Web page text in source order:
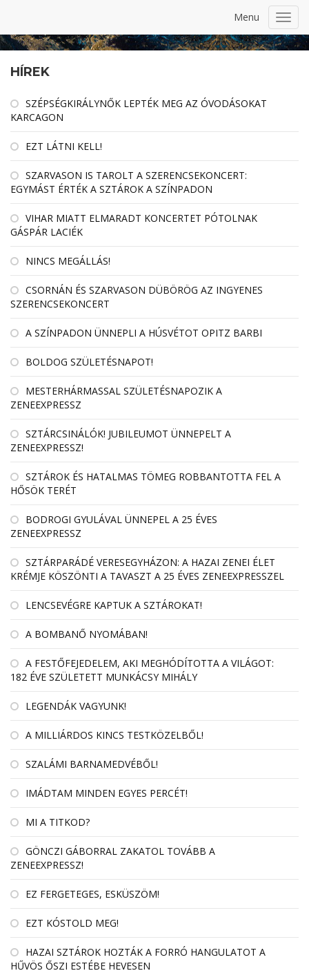
Menu
HÍREK
SZÉPSÉGKIRÁLYNŐK LEPTÉK MEG AZ ÓVODÁSOKAT
KARCAGON
EZT LÁTNI KELL!
SZARVASON IS TAROLT A SZERENCSEKONCERT:
EGYMÁST ÉRTÉK A SZTÁROK A SZÍNPADON
VIHAR MIATT ELMARADT KONCERTET PÓTOLNAK
GÁSPÁR LACIÉK
NINCS MEGÁLLÁS!
CSORNÁN ÉS SZARVASON DÜBÖRÖG AZ INGYENES
SZERENCSEKONCERT
A SZÍNPADON ÜNNEPLI A HÚSVÉTOT OPITZ BARBI
BOLDOG SZÜLETÉSNAPOT!
MESTERHÁRMASSAL SZÜLETÉSNAPOZIK A
ZENEEXPRESSZ
SZTÁRCSINÁLÓK! JUBILEUMOT ÜNNEPELT A
ZENEEXPRESSZ!
SZTÁROK ÉS HATALMAS TÖMEG ROBBANTOTTA FEL A
HŐSÖK TERÉT
BODROGI GYULÁVAL ÜNNEPEL A 25 ÉVES
ZENEEXPRESSZ
SZTÁRPARÁDÉ VERESEGYHÁZON: A HAZAI ZENEI ÉLET
KRÉMJE KÖSZÖNTI A TAVASZT A 25 ÉVES ZENEEXPRESSZEL
LENCSEVÉGRE KAPTUK A SZTÁROKAT!
A BOMBANŐ NYOMÁBAN!
A FESTŐFEJEDELEM, AKI MEGHÓDÍTOTTA A VILÁGOT:
182 ÉVE SZÜLETETT MUNKÁCSY MIHÁLY
LEGENDÁK VAGYUNK!
A MILLIÁRDOS KINCS TESTKÖZELBŐL!
SZALÁMI BARNAMEDVÉBŐL!
IMÁDTAM MINDEN EGYES PERCÉT!
MI A TITKOD?
GÖNCZI GÁBORRAL ZAKATOL TOVÁBB A
ZENEEXPRESSZ!
EZ FERGETEGES, ESKÜSZÖM!
EZT KÓSTOLD MEG!
HAZAI SZTÁROK HOZTÁK A FORRÓ HANGULATOT A
HŰVÖS ŐSZI ESTÉBE HEVESEN